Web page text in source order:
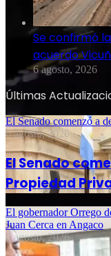
Se confirmó
acuerdo
6 agosto, 2026
Últimas
El Senado comenzó a
6 agosto, 2026
El Senado
Propiedad
El gobernador Orrego
Juan Cerca en Angaco
6 agosto, 2026